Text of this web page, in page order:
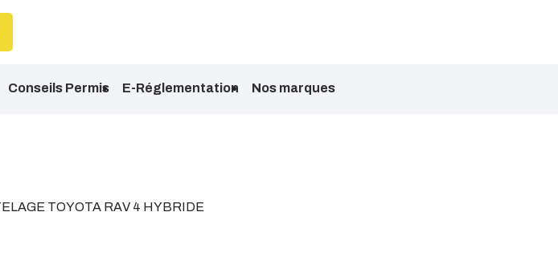
Conseils Permis E-Réglementation Nos marques
TOYOTA RAV 4 HYBRIDE